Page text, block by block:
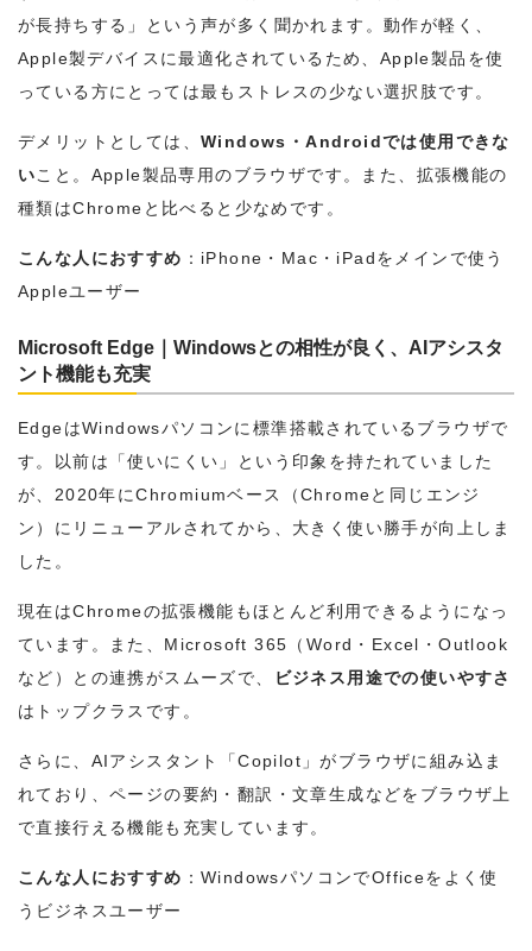
が長持ちする」という声が多く聞かれます。動作が軽く、
Apple製デバイスに最適化されているため、Apple製品を使
っている方にとっては最もストレスの少ない選択肢です。
デメリットとしては、 Windows・Androidでは使用できな
いこと。Apple製品専用のブラウザです。また、拡張機能の
種類はChromeと比べると少なめです。
こんな人におすすめ ：iPhone・Mac・iPadをメインで使う
Appleユーザー
Microsoft Edge｜Windowsとの相性が良く、AIアシスタ
ント機能も充実
EdgeはWindowsパソコンに標準搭載されているブラウザで
す。以前は「使いにくい」という印象を持たれていました
が、2020年にChromiumベース（Chromeと同じエンジ
ン）にリニューアルされてから、大きく使い勝手が向上しま
した。
現在はChromeの拡張機能もほとんど利用できるようになっ
ています。また、Microsoft 365（Word・Excel・Outlook
など）との連携がスムーズで、
ビジネス用途での使いやすさ
はトップクラスです。
さらに、AIアシスタント「Copilot」がブラウザに組み込ま
れており、ページの要約・翻訳・文章生成などをブラウザ上
で直接行える機能も充実しています。
こんな人におすすめ ：WindowsパソコンでOfficeをよく使
うビジネスユーザー